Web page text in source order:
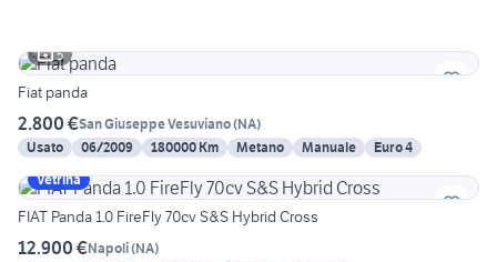
5
Fiat panda
2.800 €San Giuseppe Vesuviano(NA)
Usato
06/2009 180000 Km Metano Manuale
Euro 4
Vetrina
FIAT Panda 1.0 FireFly 70cv S&S Hybrid Cross
12.900 €Napoli(NA)